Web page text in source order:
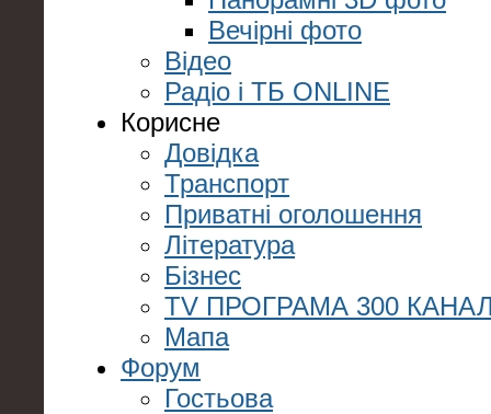
Вечірні фото
Відео
Радіо і ТБ ONLINE
Корисне
Довідка
Транспорт
Приватні оголошення
Література
Бізнес
TV ПРОГРАМА 300
Мапа
Форум
Гостьова